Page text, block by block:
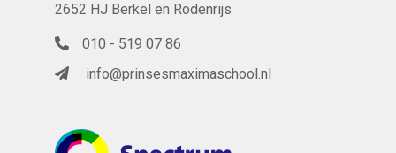
2652 HJ Berkel en Rodenrijs
010 - 519 07 86
info@prinsesmaximaschool.nl